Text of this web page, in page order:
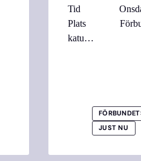
Tid Onsdag
Plats
katu…
JUST NU